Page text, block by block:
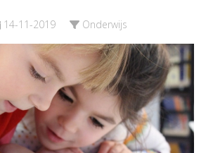
14-11-2019 Onderwijs